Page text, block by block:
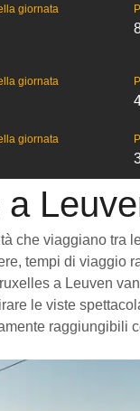
giornata
giornata
giornata
che viaggiano tra
tempi di viaggio
a Leuven
le viste
raggiungibili